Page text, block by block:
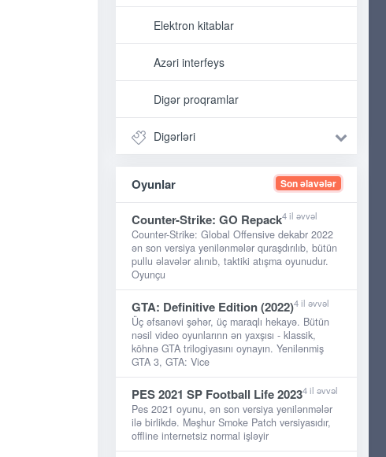
Elektron kitablar
Azəri interfeys
Digər proqramlar
Digərləri
Oyunlar Son əlavələr
Counter-Strike: GO Repack4 il əvvəl
Counter-Strike: Global Offensive dekabr 2022
ən son versiya yenilənmələr quraşdırılıb, bütün
pullu əlavələr alınıb, taktiki atışma oyunudur.
Oyunçu
GTA: Definitive Edition (2022)4 il əvvəl
Üç əfsanəvi şəhər, üç maraqlı hekayə. Bütün
nəsil video oyunlarınn ən yaxşısı - klassik,
köhnə GTA trilogiyasını oynayın. Yenilənmiş
GTA 3, GTA: Vice
PES 2021 SP Football Life 20234 il əvvəl
Pes 2021 oyunu, ən son versiya yenilənmələr
ilə birlikdə. Məşhur Smoke Patch versiyasıdır,
offline internetsiz normal işləyir